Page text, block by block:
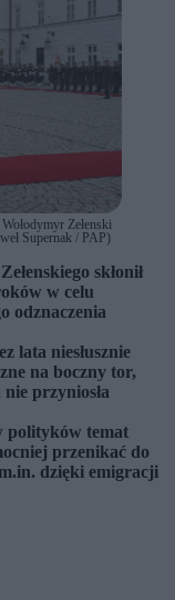
Zełenski
Supernak / PAP)
skłonił
w celu
odznaczenia
lata niesłusznie
na boczny tor,
przyniosła
polityków temat
przenikać do
dzięki emigracji